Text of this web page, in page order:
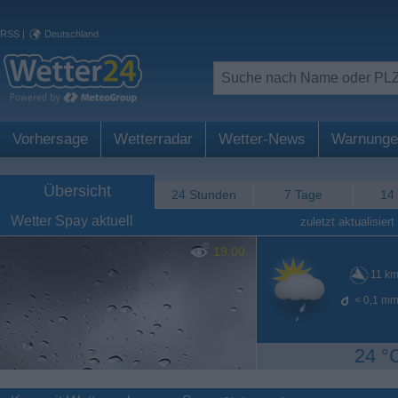
RSS | Deutschland
Vorhersage Wetterradar Wetter-News
Übersicht 24 Stunden 7 Tage 14
Wetter Spay aktuell zuletzt aktualisiert
19:00
11
< 0,1
24